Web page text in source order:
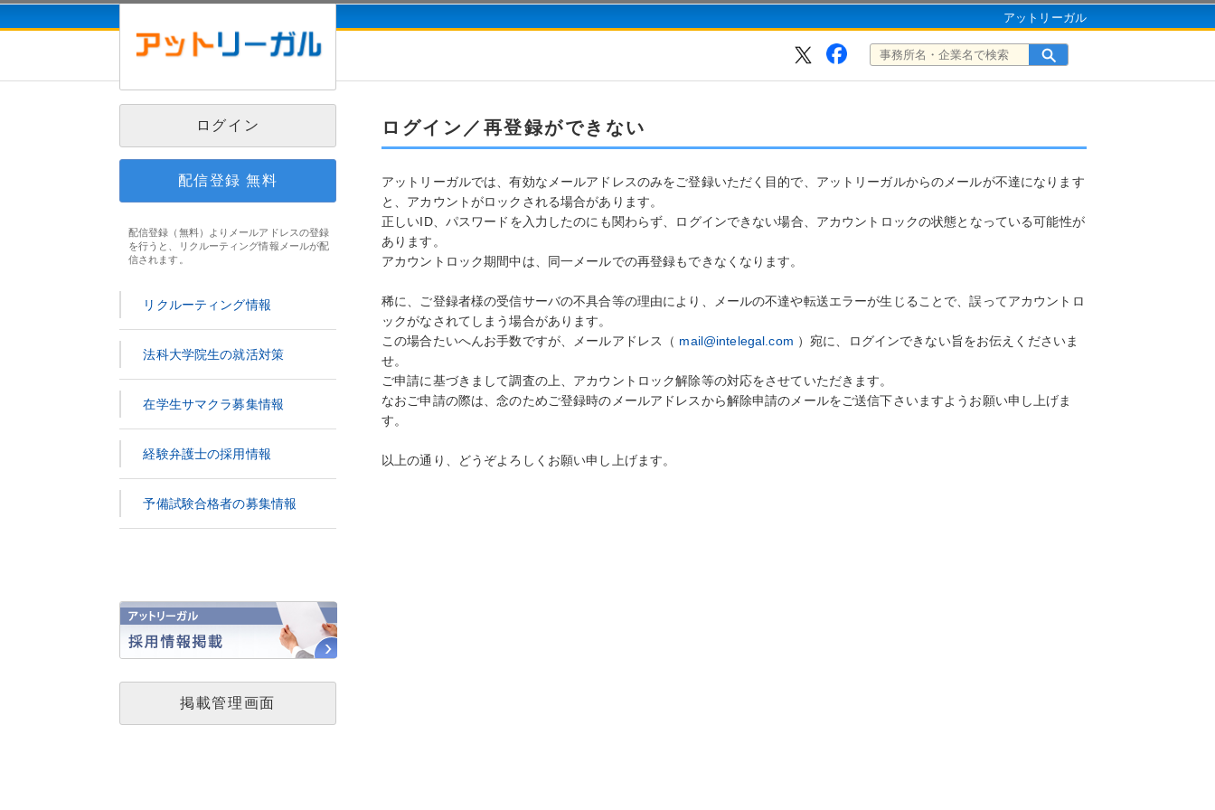
アットリーガル
ログイン／再登録ができない
アットリーガルでは、有効なメールアドレスのみをご登録いただく目的で、アットリーガルからのメールが不達になります
と、アカウントがロックされる場合があります。
正しいID、パスワードを入力したのにも関わらず、ログインできない場合、アカウントロックの状態となっている可能性が
あります。
アカウントロック期間中は、同一メールでの再登録もできなくなります。
稀に、ご登録者様の受信サーバの不具合等の理由により、メールの不達や転送エラーが生じることで、誤ってアカウントロ
ックがなされてしまう場合があります。
この場合たいへんお手数ですが、メールアドレス（ mail@intelegal.com ）宛に、ログインできない旨をお伝えくださいま
せ。
ご申請に基づきまして調査の上、アカウントロック解除等の対応をさせていただきます。
なおご申請の際は、念のためご登録時のメールアドレスから解除申請のメールをご送信下さいますようお願い申し上げま
す。
以上の通り、どうぞよろしくお願い申し上げます。
ログイン
配信登録 無料
配信登録（無料）よりメールアドレスの登録
を行うと、リクルーティング情報メールが配
信されます。
リクルーティング情報
法科大学院生の就活対策
在学生サマクラ募集情報
経験弁護士の採用情報
予備試験合格者の募集情報
掲載管理画面